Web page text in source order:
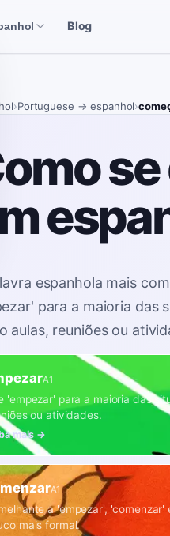
Blog
›Portuguese → espanhol›
espanhola mais
para a maioria das
aulas, reuniões ou
A1
'empezar' para a maioria das
ou atividades.
mais →
A1
a 'empezar',
mais formal.